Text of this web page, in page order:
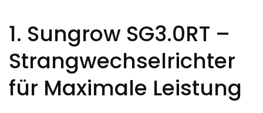
1. Sungrow SG3.0RT –
Strangwechselrichter
für Maximale Leistung